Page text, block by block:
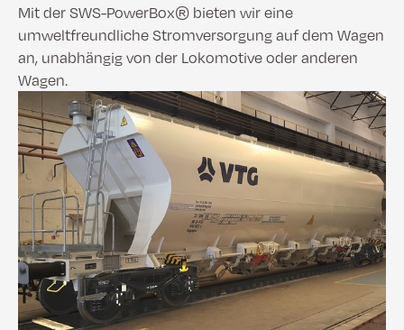
Mit der SWS-PowerBox® bieten wir eine
umweltfreundliche Stromversorgung auf dem Wagen
an, unabhängig von der Lokomotive oder anderen
Wagen.